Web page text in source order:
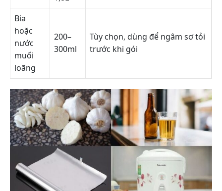
Bia
hoặc
nước
muối
loãng
200–
300ml
Tùy chọn, dùng để ngâm sơ tỏi
trước khi gói